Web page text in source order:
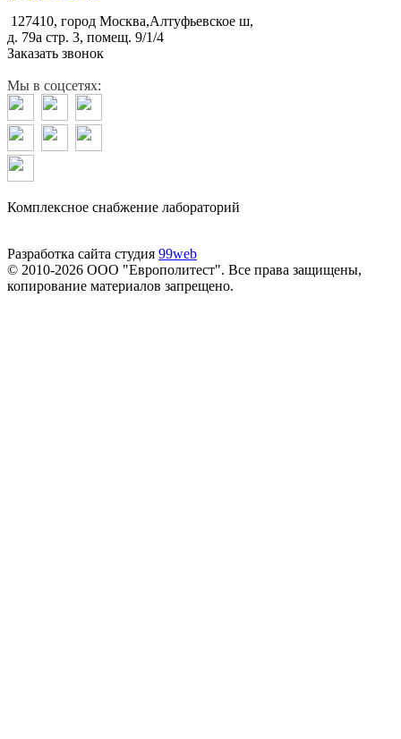
127410, город Москва,Алтуфьевское ш,
д. 79а стр. 3, помещ. 9/1/4
Заказать звонок
Мы в соцсетях:
Комплексное снабжение лабораторий
Разработка сайта студия 99web
© 2010-2026 ООО "Европолитест". Все права защищены,
копирование материалов запрещено.